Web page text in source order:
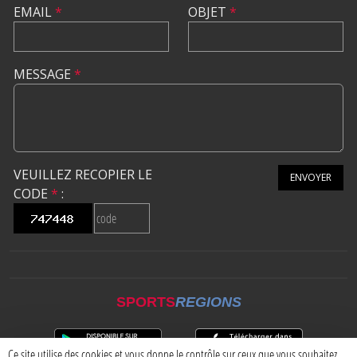
EMAIL* OBJET *
MESSAGE *
VEUILLEZ RECOPIER LE
CODE * :
ENVOYER
SPORTSREGIONS